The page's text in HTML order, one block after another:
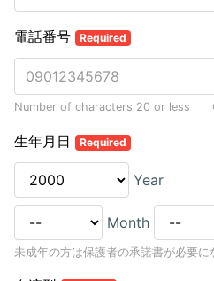
電話番号 Required
Number of characters 20 or less
生年月日 Required
Year
Month
未成年の方は保護者の承諾書が必要